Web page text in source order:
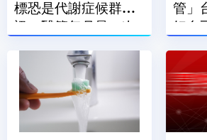
標恐是代謝症候群警
訊 醫籲每月量一次
管」
好自